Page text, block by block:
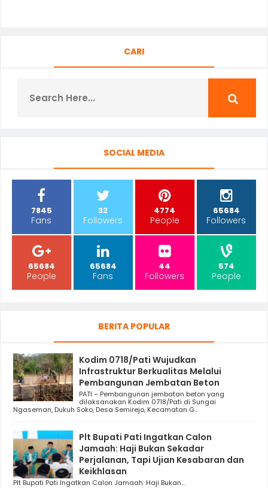
CARI
SOCIAL MEDIA
7845
Fans
32
Followers
4774
People
65684
Followers
65684
People
65684
Fans
44
Followers
574
People
BERITA POPULAR
Kodim 0718/Pati Wujudkan
Infrastruktur Berkualitas Melalui
Pembangunan Jembatan Beton
PATI – Pembangunan jembatan beton yang
dilaksanakan Kodim 0718/Pati di Sungai
Ngaseman, Dukuh Soko, Desa Semirejo, Kecamatan G...
Plt Bupati Pati Ingatkan Calon
Jamaah: Haji Bukan Sekadar
Perjalanan, Tapi Ujian Kesabaran dan
Keikhlasan
Plt Bupati Pati Ingatkan Calon Jamaah: Haji Bukan...